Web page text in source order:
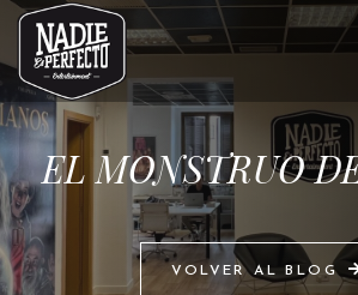
EL MONSTRUO
VOLVER AL BLOG